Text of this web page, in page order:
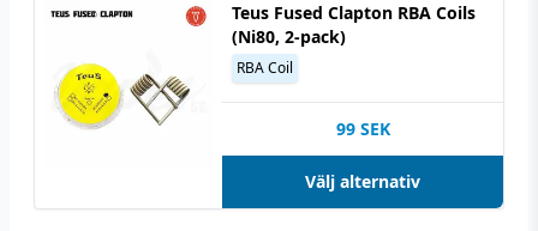
Teus Fused Clapton RBA Coils
(Ni80, 2-pack)
RBA Coil
99 SEK
Välj alternativ